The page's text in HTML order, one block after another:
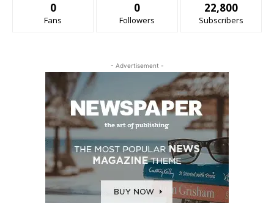
0
Fans
0
Followers
22,800
Subscribers
- Advertisement -